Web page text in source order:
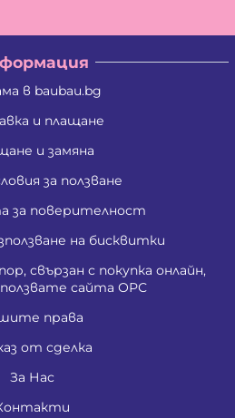
в baubau.bg
и плащане
и замяна
за ползване
за поверителност
на бисквитки
свързан с покупка онлайн,
сайта ОРС
права
от сделка
За Нас